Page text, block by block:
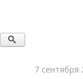
7 сентября